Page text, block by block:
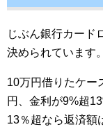
じぶん銀行カード
決められています。
10万円借りたケー
円、金利が9%超
13％超なら返済額